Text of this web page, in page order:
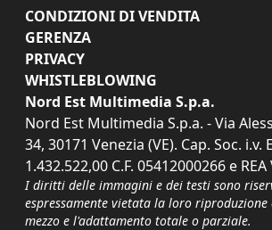
CONDIZIONI DI VENDITA
GERENZA
PRIVACY
WHISTLEBLOWING
Nord Est Multimedia S.p.a.
Nord Est Multimedia S.p.a. - Via
34, 30171 Venezia (VE). Cap. Soc. i.v.
1.432.522,00 C.F. 05412000266 e
I diritti delle immagini e dei testi sono
espressamente vietata la loro riproduzione
mezzo e l'adattamento totale o parziale.